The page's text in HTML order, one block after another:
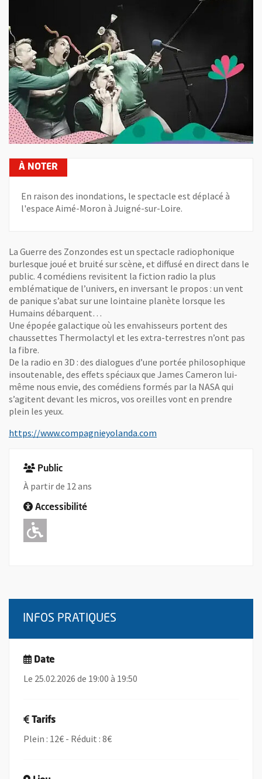
En raison des inondations, le spectacle est déplacé à
l'espace Aimé-Moron à Juigné-sur-Loire.
La Guerre des Zonzondes est un spectacle radiophonique
burlesque joué et bruité sur scène, et diffusé en direct dans le
public. 4 comédiens revisitent la fiction radio la plus
emblématique de l’univers, en inversant le propos : un vent
de panique s’abat sur une lointaine planète lorsque les
Humains débarquent…
Une épopée galactique où les envahisseurs portent des
chaussettes Thermolactyl et les extra-terrestres n’ont pas
la fibre.
De la radio en 3D : des dialogues d’une portée philosophique
insoutenable, des effets spéciaux que James Cameron lui-
même nous envie, des comédiens formés par la NASA qui
s’agitent devant les micros, vos oreilles vont en prendre
plein les yeux.
https://www.compagnieyolanda.com
Public
À partir de 12 ans
Accessibilité
Adapté pour l'handicap Moteur
INFOS PRATIQUES
Date
Le 25.02.2026 de 19:00 à 19:50
Tarifs
Plein : 12€ - Réduit : 8€